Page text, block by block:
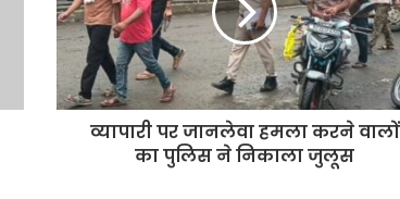
व्यापारी पर जानलेवा हमला करने वालों
का पुलिस ने निकाला जुलूस